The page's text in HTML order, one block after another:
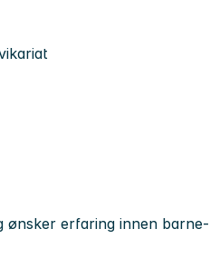
ønsker erfaring innen barne-